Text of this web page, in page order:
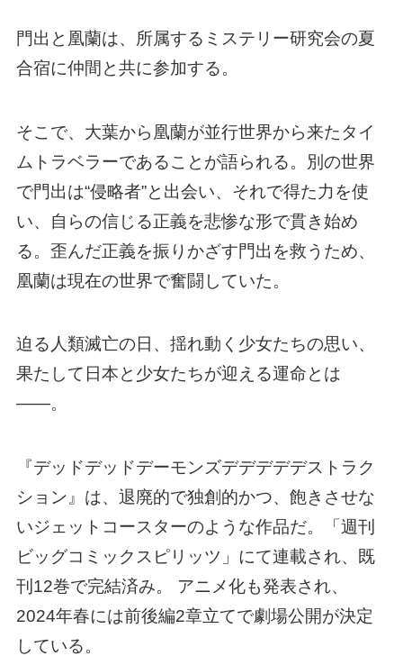
門出と凰蘭は、所属するミステリー研究会の夏
合宿に仲間と共に参加する。
そこで、大葉から凰蘭が並行世界から来たタイ
ムトラベラーであることが語られる。別の世界
で門出は“侵略者”と出会い、それで得た力を使
い、自らの信じる正義を悲惨な形で貫き始め
る。歪んだ正義を振りかざす門出を救うため、
凰蘭は現在の世界で奮闘していた。
迫る人類滅亡の日、揺れ動く少女たちの思い、
果たして日本と少女たちが迎える運命とは
――。
『デッドデッドデーモンズデデデデデストラク
ション』は、退廃的で独創的かつ、飽きさせな
いジェットコースターのような作品だ。「週刊
ビッグコミックスピリッツ」にて連載され、既
刊12巻で完結済み。 アニメ化も発表され、
2024年春には前後編2章立てで劇場公開が決定
している。